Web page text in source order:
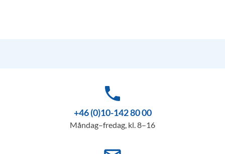
phone
+46 (0)10-142 80 00
Måndag–fredag, kl. 8–16